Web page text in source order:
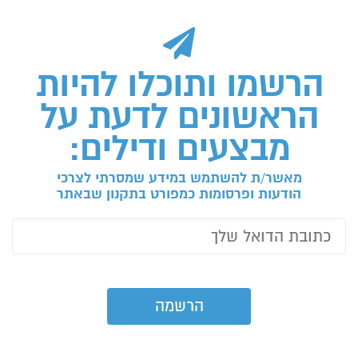
הרשמו ותוכלו להיות
הראשונים לדעת על
מבצעים ודילים:
מאשר/ת להשתמש במידע שמסרתי לצרכי
הודעות ופרסומות כמפורט בתקנון שבאתר